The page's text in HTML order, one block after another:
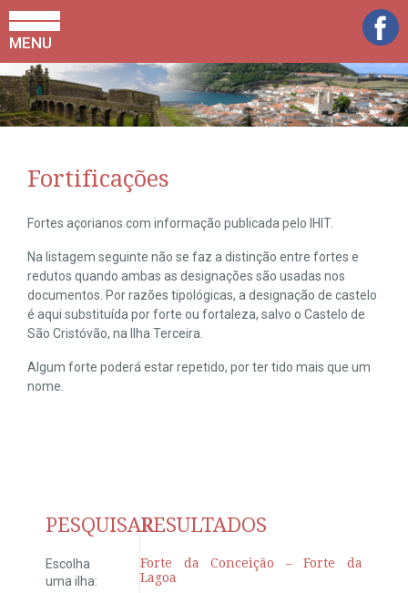
MENU
Fortificações
Fortes açorianos com informação publicada pelo IHIT.
Na listagem seguinte não se faz a distinção entre fortes e
redutos quando ambas as designações são usadas nos
documentos. Por razões tipológicas, a designação de castelo
é aqui substituída por forte ou fortaleza, salvo o Castelo de
São Cristóvão, na Ilha Terceira.
Algum forte poderá estar repetido, por ter tido mais que um
nome.
PESQUISAR
Escolha
uma ilha:
RESULTADOS
Forte da Conceição – Forte da
Lagoa